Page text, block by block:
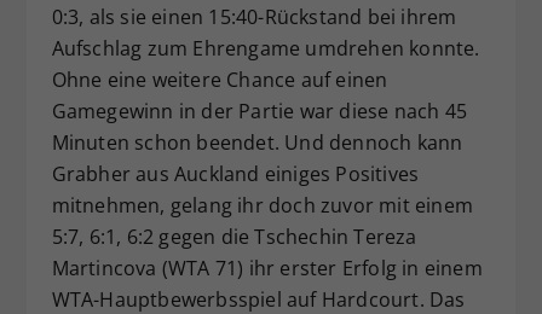
0:3, als sie einen 15:40-Rückstand bei ihrem
Aufschlag zum Ehrengame umdrehen konnte.
Ohne eine weitere Chance auf einen
Gamegewinn in der Partie war diese nach 45
Minuten schon beendet. Und dennoch kann
Grabher aus Auckland einiges Positives
mitnehmen, gelang ihr doch zuvor mit einem
5:7, 6:1, 6:2 gegen die Tschechin Tereza
Martincova (WTA 71) ihr erster Erfolg in einem
WTA-Hauptbewerbsspiel auf Hardcourt. Das